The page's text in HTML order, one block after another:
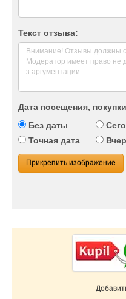
Текст отзыва:
Дата посещения,
Без даты
Точная дата
Прикрепить изображение